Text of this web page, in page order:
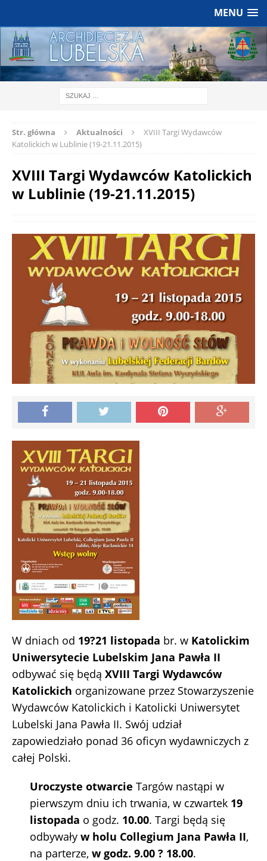
MENU
Str. główna Aktualności
XVIII Targi Wydawców
Katolickich w Lublinie (19-21.11.2015)
XVIII Targi Wydawców Katolickich
w Lublinie (19-21.11.2015)
W dniach od 19?21 listopada br. w Katolickim
Uniwersytecie Lubelskim Jana Pawła II
odbywać się będą XVIII Targi Wydawców
Katolickich organizowane przez Stowarzyszenie
Wydawców Katolickich i Katolicki Uniwersytet
Lubelski Jana Pawła II. Swój udział
zapowiedziało ponad 36 oficyn wydawniczych z
całej Polski.
Uroczyste otwarcie Targów nastąpi w
pierwszym dniu ich trwania, w czwartek 19
listopada o godz. 10.00. Targi będą się
odbywały w holu Collegium Jana Pawła II,
na parterze, w godz. 9.00 ? 18.00.